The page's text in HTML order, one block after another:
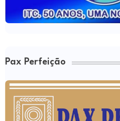
Pax Perfeição